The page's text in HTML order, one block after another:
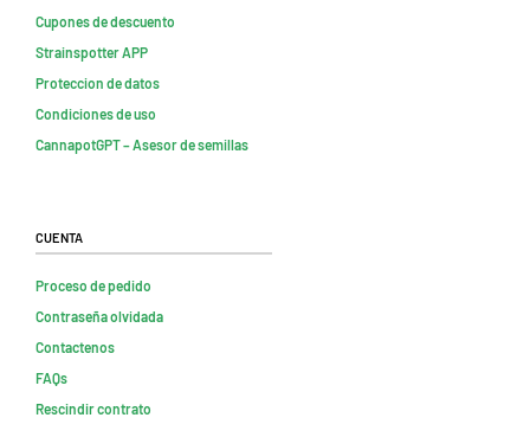
Cupones de descuento
Strainspotter APP
Proteccion de datos
Condiciones de uso
CannapotGPT – Asesor de semillas
Cuenta
Proceso de pedido
Contraseña olvidada
Contactenos
FAQs
Rescindir contrato